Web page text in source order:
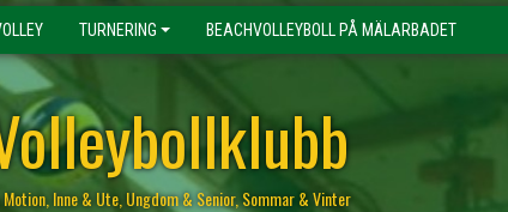
TURNERING BEACHVOLLEYBOLL PÅ MÄLARBADET
Inne & Ute, Ungdom & Senior, Sommar & Vinter